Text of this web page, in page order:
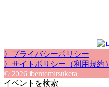
〉プライバシーポリシー
〉サイトポリシー（利用規約）
© 2026 ibentomitsuketa
イベントを検索